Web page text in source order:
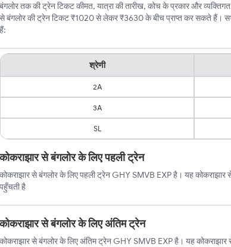
बंगलोर तक की ट्रेन टिकट कीमत, यात्रा की तारीख, कोच के प्रकार और
से बंगलोर की ट्रेन टिकट ₹1020 से लेकर ₹3630 के बीच प्राप्त कर सकते हैं।
हैं:
श्रेणी
2A
3A
SL
कोकराझार से बंगलोर के लिए पहली ट्रेन
कोकराझार से बंगलोर के लिए पहली ट्रेन GHY SMVB EXP है। यह
पहुँचती है
कोकराझार से बंगलोर के लिए अंतिम ट्रेन
कोकराझार से बंगलोर के लिए अंतिम ट्रेन GHY SMVB EXP है। यह